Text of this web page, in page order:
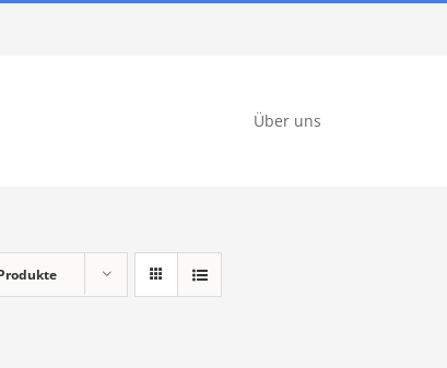
Über uns